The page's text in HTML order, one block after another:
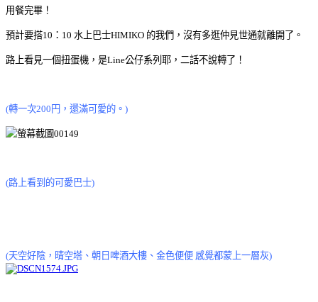
用餐完畢！
預計要搭10：10 水上巴士HIMIKO 的我們，沒有多逛仲見世通就離開了。
路上看見一個扭蛋機，是Line公仔系列耶，二話不說轉了！
(轉一次200円，還滿可愛的。)
(路上看到的可愛巴士)
(天空好陰，晴空塔、朝日啤酒大樓、金色便便 感覺都蒙上一層灰)